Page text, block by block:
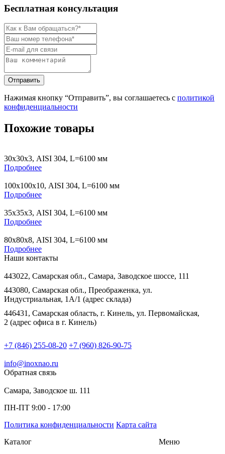
Бесплатная консультация
Нажимая кнопку “Отправить”, вы соглашаетесь с политикой
конфиденциальности
Похожие товары
30х30х3, AISI 304, L=6100 мм
Подробнее
100х100х10, AISI 304, L=6100 мм
Подробнее
35х35х3, AISI 304, L=6100 мм
Подробнее
80х80х8, AISI 304, L=6100 мм
Подробнее
Наши контакты
443022, Самарская обл., Самара, Заводское шоссе, 111
443080, Самарская обл., Преображенка, ул.
Индустриальная, 1А/1 (адрес склада)
446431, Самарская область, г. Кинель, ул. Первомайская,
2 (адрес офиса в г. Кинель)
+7 (846) 255-08-20 +7 (960) 826-90-75
info@inoxnao.ru
Обратная связь
Самара, Заводское ш. 111
ПН-ПТ 9:00 - 17:00
Политика конфиденциальности Карта сайта
Каталог
Меню